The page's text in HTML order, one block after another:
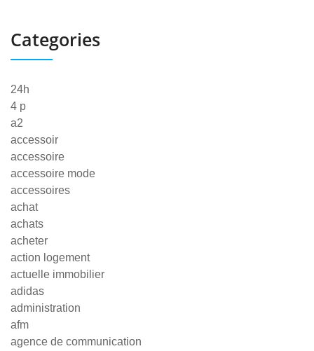
Categories
24h
4 p
a2
accessoir
accessoire
accessoire mode
accessoires
achat
achats
acheter
action logement
actuelle immobilier
adidas
administration
afm
agence de communication